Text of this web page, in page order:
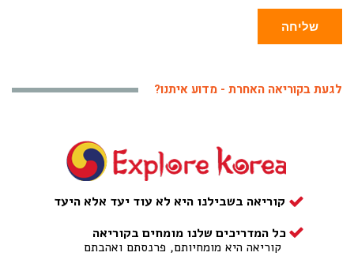
שליחה
לגעת בקוריאה האחרת - מדוע איתנו?
קוריאה בשבילנו היא לא עוד יעד אלא היעד
כל המדריכים שלנו מומחים בקוריאה
קוריאה היא מומחיותם, פרנסתם ואהבתם